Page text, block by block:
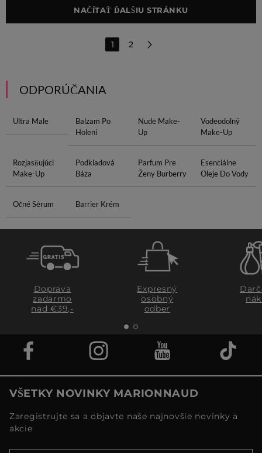
NAČÍTAŤ ĎALŠIU STRÁNKU
1 2
ODPORÚČANIA
Ultra Male
Balzam Po
Holení
Nude Make-
Up
Vodeodolný
Make-Up
Rozjasňujúci
Make-Up
Podkladová
Báza
Parfum Pre
Ženy Burberry
Esenciálne
Oleje Do Vody
Očné Sérum Barrier Krém
Doprava
zadarmo
nad €39,-
Expresný
osobný
odber
VŠETKY NOVINKY MARIONNAUD
Zaregistrujte sa a objavte naše najnovšie novinky a
akcie